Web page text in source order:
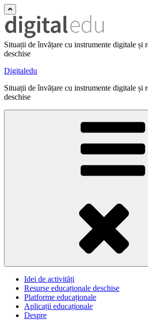
Situații de învățare cu instrumente digitale și
deschise
Digitaledu
Situații de învățare cu instrumente digitale și
deschise
Idei de activități
Resurse educaționale deschise
Platforme educaționale
Aplicații educaționale
Despre